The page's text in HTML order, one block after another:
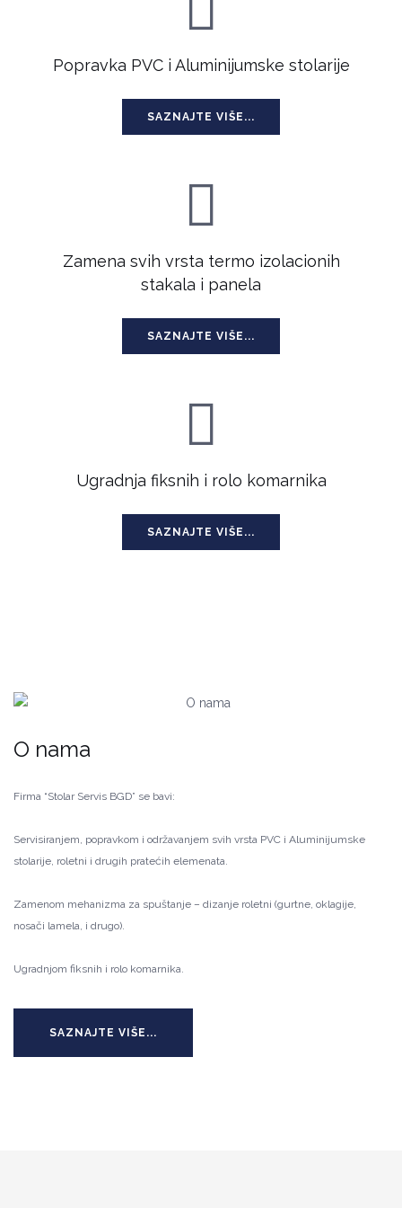
Popravka PVC i Aluminijumske stolarije
SAZNAJTE VIŠE...
Zamena svih vrsta termo izolacionih
stakala i panela
SAZNAJTE VIŠE...
Ugradnja fiksnih i rolo komarnika
SAZNAJTE VIŠE...
O nama
Firma “Stolar Servis BGD” se bavi:
Servisiranjem, popravkom i održavanjem svih vrsta PVC i Aluminijumske
stolarije, roletni i drugih pratećih elemenata.
Zamenom mehanizma za spuštanje – dizanje roletni (gurtne, oklagije,
nosači lamela, i drugo).
Ugradnjom fiksnih i rolo komarnika.
SAZNAJTE VIŠE...